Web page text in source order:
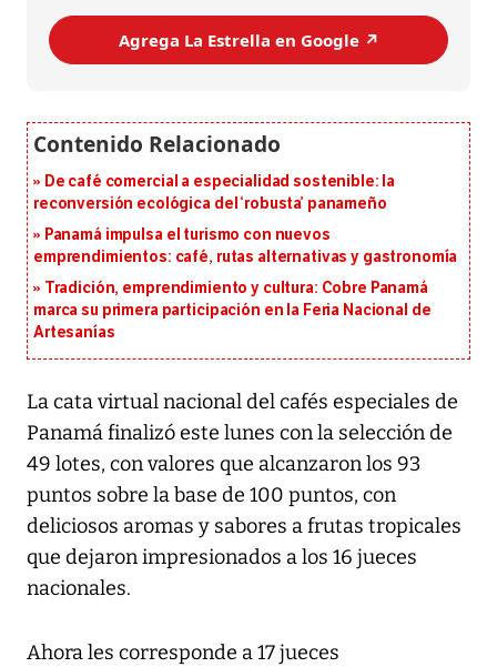
Agrega La Estrella en Google ↗️
De café comercial a especialidad sostenible: la
reconversión ecológica del ‘robusta’ panameño
Panamá impulsa el turismo con nuevos
emprendimientos: café, rutas alternativas y gastronomía
Tradición, emprendimiento y cultura: Cobre Panamá
marca su primera participación en la Feria Nacional de
Artesanías
La cata virtual nacional del cafés especiales de
Panamá finalizó este lunes con la selección de
49 lotes, con valores que alcanzaron los 93
puntos sobre la base de 100 puntos, con
deliciosos aromas y sabores a frutas tropicales
que dejaron impresionados a los 16 jueces
nacionales.
Ahora les corresponde a 17 jueces